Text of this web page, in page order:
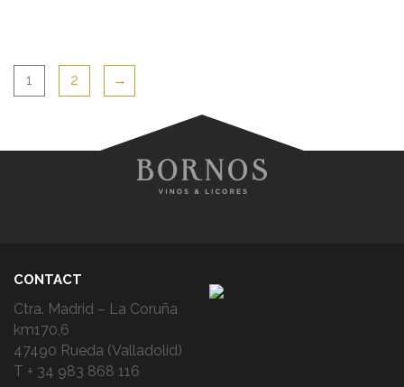
1 2 →
CONTACT
Ctra. Madrid – La Coruña
km170,6
47490 Rueda (Valladolid)
T + 34 983 868 116